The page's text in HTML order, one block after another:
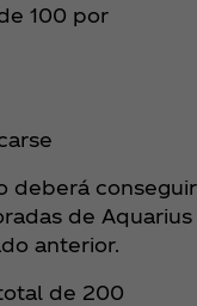
100 por
deberá conseguir
de Aquarius
anterior.
de 200